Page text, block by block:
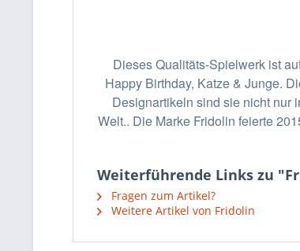
Dieses Qualitäts-Spielwerk ist
Happy Birthday, Katze & Junge.
Designartikeln sind sie nicht nur
Welt.. Die Marke Fridolin feierte
Weiterführende Links zu
Fragen zum Artikel?
Weitere Artikel von Fridolin